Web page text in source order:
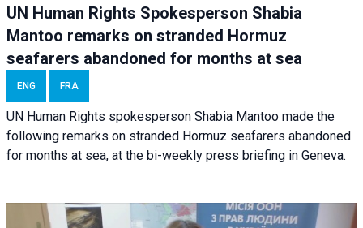
UN Human Rights Spokesperson Shabia
Mantoo remarks on stranded Hormuz
seafarers abandoned for months at sea
ENG FRA
UN Human Rights spokesperson Shabia Mantoo made the
following remarks on stranded Hormuz seafarers abandoned
for months at sea, at the bi-weekly press briefing in Geneva.